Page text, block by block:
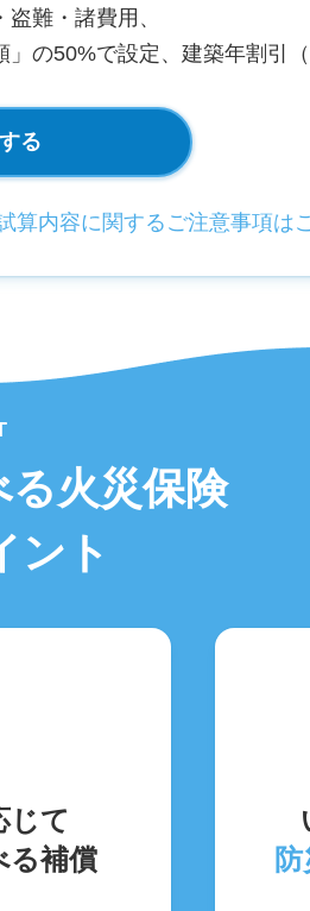
難・諸費用、
の50%で設定、建築年割引
る
算内容に関するご注意事項は
る火災保険
ント
じて
る補償